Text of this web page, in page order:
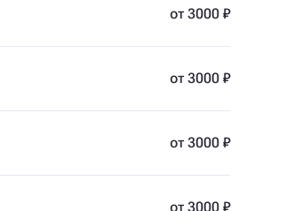
от 3000 ₽
от 3000 ₽
от 3000 ₽
от 3000 ₽